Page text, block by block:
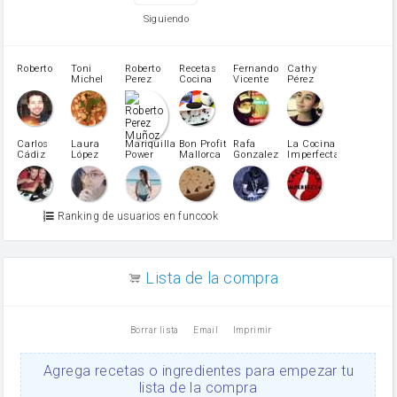
Harina para bizcocho
patatas
pimiento rojo
Pimentón
pimiento verde
miel
vino blanco
Azúcar glass
Azúcar moreno
Zumo de limón
arroz
Ajos
salsa de soja
Siguiendo
Roberto
Toni
Michel
Caubet
Roberto
Perez
Muñoz
Recetas
Cocina
Fernando
Vicente
Cathy
Pérez
Carlos
Cádiz
Laura
López
Martínez
Mariquilla
Power
Bon Profit
Mallorca
Rafa
Gonzalez
La Cocina
Imperfecta
Ranking de usuarios en funcook
Lista de la compra
Borrar lista Email Imprimir
Agrega recetas o ingredientes para empezar tu
lista de la compra